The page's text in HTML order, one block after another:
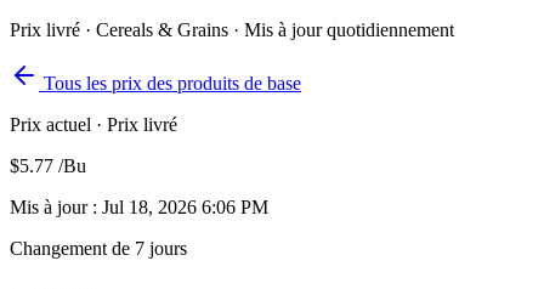
Prix livré · Cereals & Grains · Mis à jour quotidiennement
Tous les prix des produits de base
Prix actuel · Prix livré
$5.77 /Bu
Mis à jour : Jul 18, 2026 6:06 PM
Changement de 7 jours